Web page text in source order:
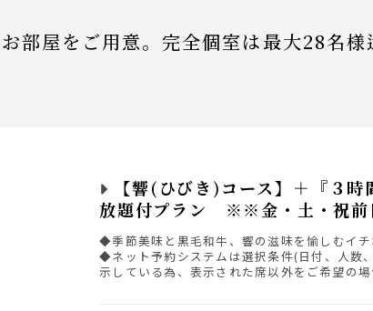
部屋をご用意。完全個室は最大28名様
【響(ひびき)コース】＋『３
放題付プラン ※※金・土・祝前
◆季節美味と黒毛和牛、響の滋味を愉しむイチ
◆ネット予約システムは選択条件(日付、人数
示している為、表示された席以外をご希望の